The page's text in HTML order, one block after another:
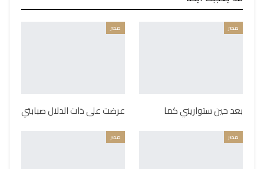
مصر
بعد حين ستواريني كما
مصر
عرضت على ذات الدلال صبابتي
مصر مصر